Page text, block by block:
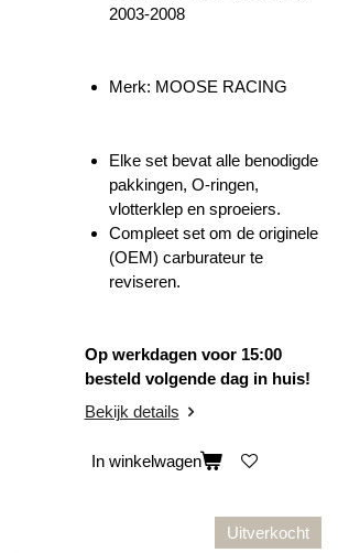
2003-2008
Merk: MOOSE RACING
Elke set bevat alle benodigde
pakkingen, O-ringen,
vlotterklep en sproeiers.
Compleet set om de originele
(OEM) carburateur te
reviseren.
Op werkdagen voor 15:00
besteld volgende dag in huis!
Bekijk details
In winkelwagen
Uitverkocht